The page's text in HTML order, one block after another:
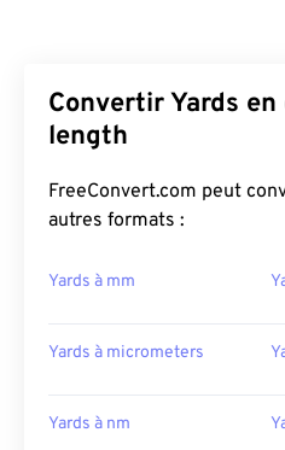
Convertir Yards
length
FreeConvert.com peut
autres formats :
Yards à mm
Yards à micrometers
Yards à nm